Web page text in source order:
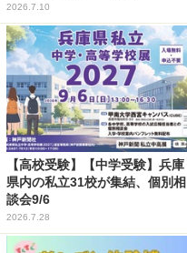
2026.7.10
【高校受験】【中学受験】兵庫
県内の私立31校が集結、個別相
談会9/6
2026.7.28